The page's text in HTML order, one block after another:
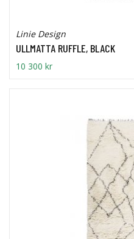
Linie Design
ULLMATTA RUFFLE, BLACK
10 300 kr